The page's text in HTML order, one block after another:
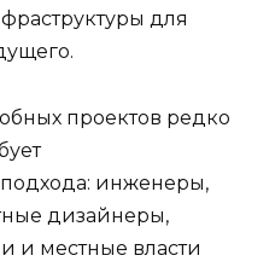
для
проектов редко
инженеры,
дизайнеры,
и местные власти